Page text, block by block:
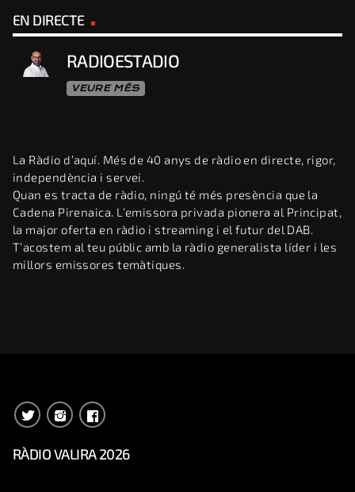
EN DIRECTE
RADIOESTADIO
VEURE MÉS
La Ràdio d’aquí. Més de 40 anys de ràdio en directe, rigor,
independència i servei.
Quan es tracta de ràdio, ningú té més presència que la
Cadena Pirenaica. L’emissora privada pionera al Principat,
la major oferta en ràdio i streaming i el futur del DAB.
T’acostem al teu públic amb la ràdio generalista líder i les
millors emissores temàtiques.
RÀDIO VALIRA 2026